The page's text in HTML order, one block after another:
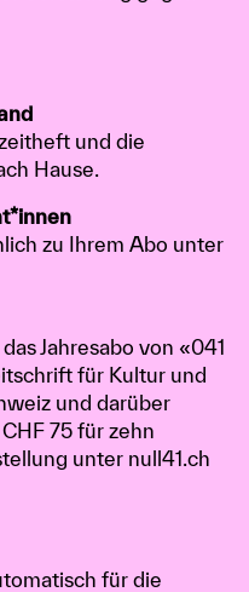
und die
Hause.
zu Ihrem Abo unter
Jahresabo von «041
für Kultur und
und darüber
75 für zehn
unter null41.ch
für die